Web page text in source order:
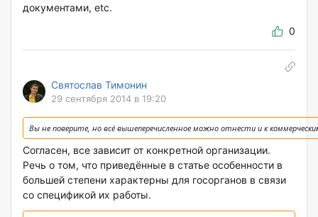
документами, etc.
0
Святослав Тимонин
29 сентября 2014 в 19:20
Вы не поверите, но всё вышеперечисленное можно отнести и к
Согласен, все зависит от конкретной организации.
Речь о том, что приведённые в статье особенности в
большей степени характерны для госорганов в связи
со спецификой их работы.